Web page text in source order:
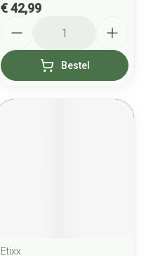
€ 42,99
Bestel
Etixx